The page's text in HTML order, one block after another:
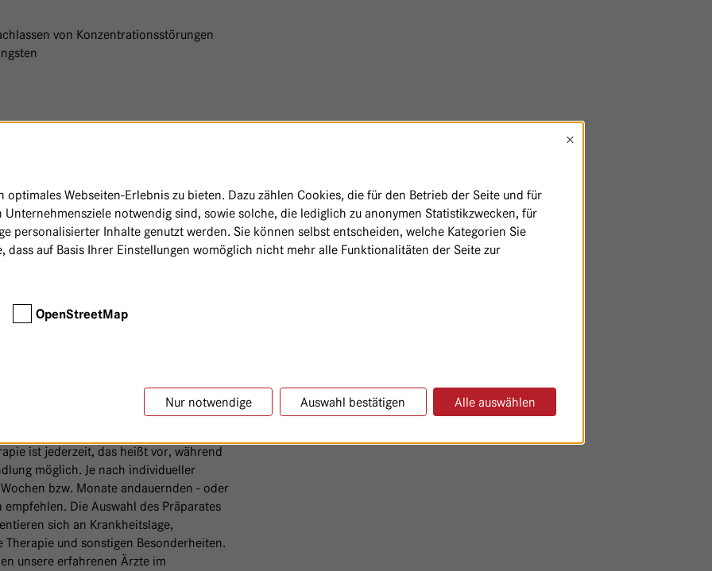
von Konzentrationsstörungen
wurde in den letzten Jahren eine
durchgeführt, so dass sich
und einordnen lassen (einen
die gezielt nach bestehenden
beeinflusst in
Verträglichkeit und die Einsatzbereiche
Auszüge, frische Presssäfte oder
Grundsätzlich ist es möglich, alle
Besonders gut erforscht ist die
Aber auch Lungenkrebs-,
sich gut durch Mistelextrakte
akuten Leukämien ist Vorsicht geboten.
zum Nutzen der Misteltherapie bei
Wider von Ihrem behandelnden Arzt
von der Misteltherapie, sowohl
ist jederzeit, das heißt vor, während
möglich. Je nach individueller
bzw. Monate andauernden - oder
Die Auswahl des Präparates
sich an Krankheitslage,
und sonstigen Besonderheiten.
unsere erfahrenen Ärzte im
×
optimales Webseiten-Erlebnis zu bieten. Dazu zählen Cookies, die für den Betrieb der Seite und für
notwendig sind, sowie solche, die lediglich zu anonymen Statistikzwecken, für
personalisierter Inhalte genutzt werden. Sie können selbst entscheiden, welche Kategorien Sie
dass auf Basis Ihrer Einstellungen womöglich nicht mehr alle Funktionalitäten der Seite zur
OpenStreetMap
Nur notwendige Auswahl bestätigen Alle auswählen